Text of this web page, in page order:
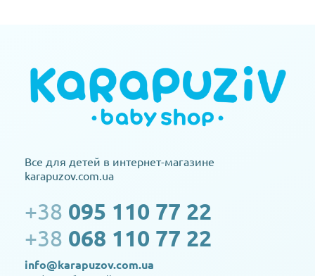
Все для детей в интернет-магазине
karapuzov.com.ua
+38 095 110 77 22
+38 068 110 77 22
info@karapuzov.com.ua